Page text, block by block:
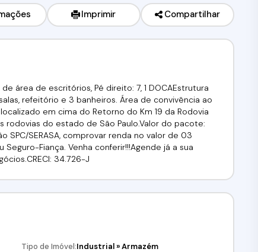
Imprimir Compartilhar
área de escritórios, Pé direito: 7, 1 DOCAEstrutura
refeitório e 3 banheiros. Área de convivência ao
em cima do Retorno do Km 19 da Rodovia
rodovias do estado de São Paulo.Valor do pacote:
SPC/SERASA, comprovar renda no valor de 03
Fiança. Venha conferir!!!Agende já a sua
34.726-J
Tipo de Imóvel:Industrial»Armazém